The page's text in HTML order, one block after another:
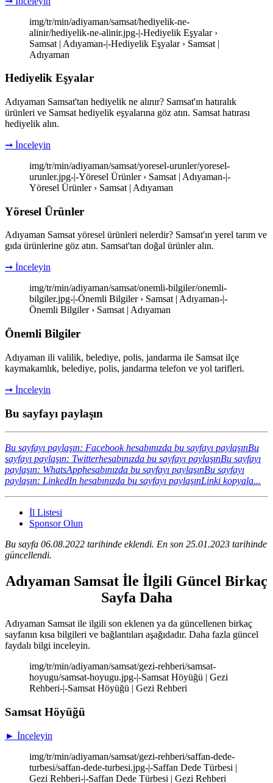
img/tr/min/adiyaman/samsat/hediyelik-ne-
alinir/hediyelik-ne-alinir.jpg-|-Hediyelik Eşyalar ›
Samsat | Adıyaman-|-Hediyelik Eşyalar › Samsat |
Adıyaman
Hediyelik Eşyalar
Adıyaman Samsat'tan hediyelik ne alınır? Samsat'ın hatıralık
ürünleri ve Samsat hediyelik eşyalarına göz atın. Samsat hatırası
hediyelik alın.
➞ İnceleyin
img/tr/min/adiyaman/samsat/yoresel-urunler/yoresel-
urunler.jpg-|-Yöresel Ürünler › Samsat | Adıyaman-|-
Yöresel Ürünler › Samsat | Adıyaman
Yöresel Ürünler
Adıyaman Samsat yöresel ürünleri nelerdir? Samsat'ın yerel tarım ve
gıda ürünlerine göz atın. Samsat'tan doğal ürünler alın.
➞ İnceleyin
img/tr/min/adiyaman/samsat/onemli-bilgiler/onemli-
bilgiler.jpg-|-Önemli Bilgiler › Samsat | Adıyaman-|-
Önemli Bilgiler › Samsat | Adıyaman
Önemli Bilgiler
Adıyaman ili valilik, belediye, polis, jandarma ile Samsat ilçe
kaymakamlık, belediye, polis, jandarma telefon ve yol tarifleri.
➞ İnceleyin
Bu sayfayı paylaşın
Bu sayfayı paylaşın: Facebook hesabınızda bu sayfayı paylaşınBu
sayfayı paylaşın: Twitterhesabınızda bu sayfayı paylaşınBu sayfayı
paylaşın: WhatsApphesabınızda bu sayfayı paylaşınBu sayfayı
paylaşın: LinkedIn hesabınızda bu sayfayı paylaşınLinki kopyala...
İl Listesi
Sponsor Olun
Bu sayfa 06.08.2022 tarihinde eklendi. En son 25.01.2023 tarihinde
güncellendi.
Adıyaman Samsat İle İlgili Güncel Birkaç
Sayfa Daha
Adıyaman Samsat ile ilgili son eklenen ya da güncellenen birkaç
sayfanın kısa bilgileri ve bağlantıları aşağıdadır. Daha fazla güncel
faydalı bilgi inceleyin.
img/tr/min/adiyaman/samsat/gezi-rehberi/samsat-
hoyugu/samsat-hoyugu.jpg-|-Samsat Höyüğü | Gezi
Rehberi-|-Samsat Höyüğü | Gezi Rehberi
Samsat Höyüğü
► İnceleyin
img/tr/min/adiyaman/samsat/gezi-rehberi/saffan-dede-
turbesi/saffan-dede-turbesi.jpg-|-Saffan Dede Türbesi |
Gezi Rehberi-|-Saffan Dede Türbesi | Gezi Rehberi